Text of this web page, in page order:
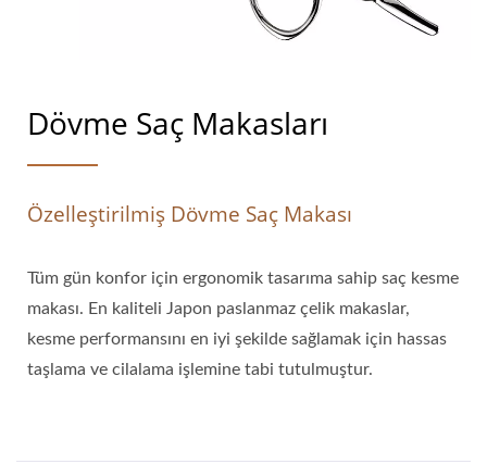
Dövme Saç Makasları
Özelleştirilmiş Dövme Saç Makası
Tüm gün konfor için ergonomik tasarıma sahip saç kesme
makası. En kaliteli Japon paslanmaz çelik makaslar,
kesme performansını en iyi şekilde sağlamak için hassas
taşlama ve cilalama işlemine tabi tutulmuştur.